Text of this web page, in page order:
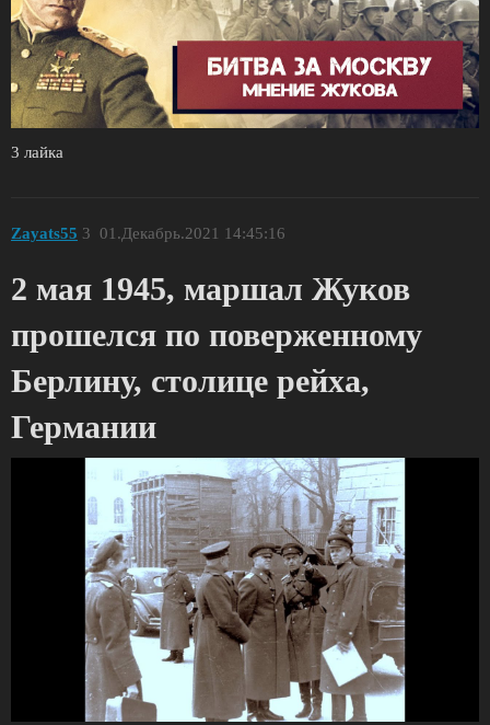
3 лайка
Zayats55 01.Декабрь.2021 14:45:16
3
2 мая 1945, маршал Жуков
прошелся по поверженному
Берлину, столице рейха,
Германии